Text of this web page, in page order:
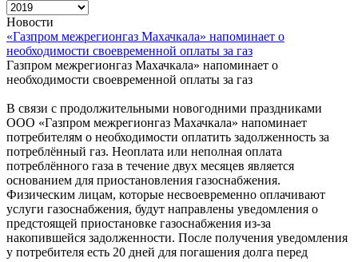
Новости
«Газпром межрегионгаз Махачкала» напоминает о
необходимости своевременной оплаты за газ
Газпром межрегионгаз Махачкала» напоминает о
необходимости своевременной оплаты за газ
В связи с продолжительными новогодними праздниками
ООО «Газпром межрегионгаз Махачкала» напоминает
потребителям о необходимости оплатить задолженность за
потреблённый газ. Неоплата или неполная оплата
потреблённого газа в течение двух месяцев является
основанием для приостановления газоснабжения.
Физическим лицам, которые несвоевременно оплачивают
услуги газоснабжения, будут направлены уведомления о
предстоящей приостановке газоснабжения из-за
накопившейся задолженности. После получения уведомления
у потребителя есть 20 дней для погашения долга перед